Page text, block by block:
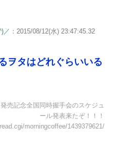
／ ：2015/08/12(水) 23:47:45.32
ヲタはどれぐらいいる
売記念全国同時握手会のスケジュ
ール発表来たぞ！！！
morningcoffee/1439379621/